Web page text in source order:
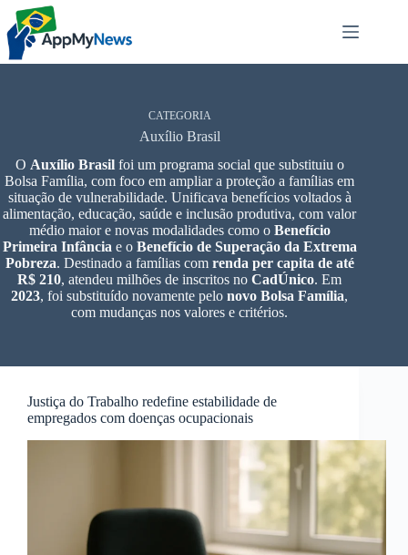
Pular
para
conteúdo
CATEGORIA
Auxílio Brasil
O Auxílio Brasilfoi um programa social que substituiu o
Bolsa Família, com foco em ampliar a proteção a famílias em
situação de vulnerabilidade. Unificava benefícios voltados à
alimentação, educação, saúde e inclusão produtiva, com valor
médio maior e novas modalidades como o Benefício
Primeira Infância e o Benefício de Superação da Extrema
Pobreza. Destinado a famílias com renda per capita de até
R$ 210, atendeu milhões de inscritos noCadÚnico. Em
2023, foi substituído novamente pelonovo Bolsa Família,
com mudanças nos valores e critérios.
Justiça do Trabalho redefine estabilidade de
empregados com doenças ocupacionais